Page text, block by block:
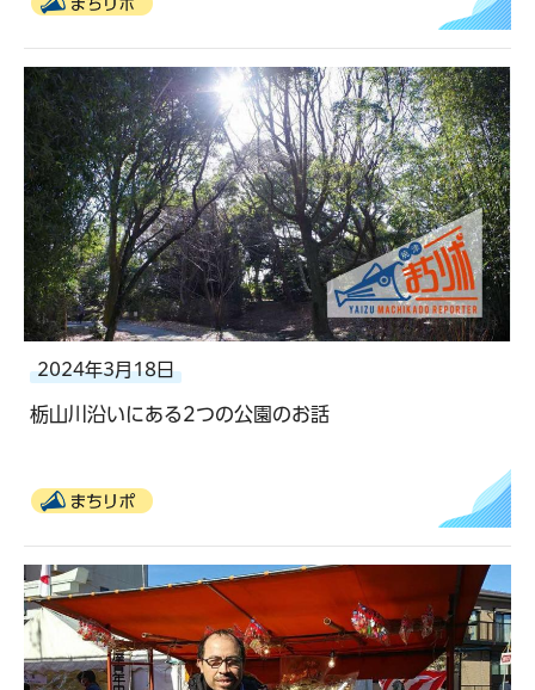
まちリポ
2024年3月18日
栃山川沿いにある2つの公園のお話
まちリポ